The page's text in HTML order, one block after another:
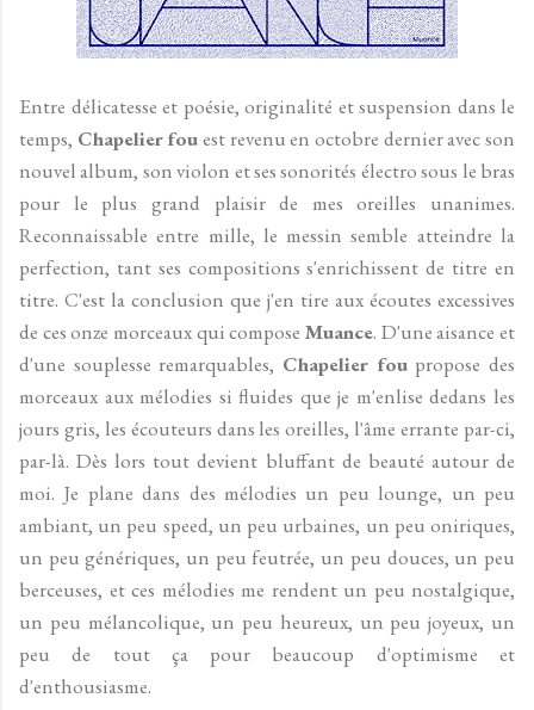
Entre délicatesse et poésie, originalité et suspension dans le
temps, Chapelier fouest revenu en octobre dernier avec son
nouvel album, son violon et ses sonorités électro sous le bras
pour le plus grand plaisir de mes oreilles unanimes.
Reconnaissable entre mille, le messin semble atteindre la
perfection, tant ses compositions s'enrichissent de titre en
titre. C'est la conclusion que j'en tire aux écoutes excessives
de ces onze morceaux qui compose Muance. D'une aisance et
d'une souplesse remarquables, Chapelier foupropose des
morceaux aux mélodies si fluides que je m'enlise dedans les
jours gris, les écouteurs dans les oreilles, l'âme errante par-ci,
par-là. Dès lors tout devient bluffant de beauté autour de
moi. Je plane dans des mélodies un peu lounge, un peu
ambiant, un peu speed, un peu urbaines, un peu oniriques,
un peu génériques, un peu feutrée, un peu douces, un peu
berceuses, et ces mélodies me rendent un peu nostalgique,
un peu mélancolique, un peu heureux, un peu joyeux, un
peu de tout ça pour beaucoup d'optimisme et
d'enthousiasme.